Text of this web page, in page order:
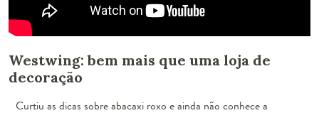
Westwing: bem mais que uma loja de
decoração
Curtiu as dicas sobre abacaxi roxo e ainda não conhece a